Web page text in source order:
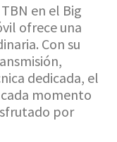
en el Big
ofrece una
Con su
dedicada, el
momento
por